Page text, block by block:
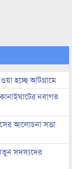
হচ্ছে আটগ্রামে
নবাগত
আলোচনা সভা
সদস্যদের